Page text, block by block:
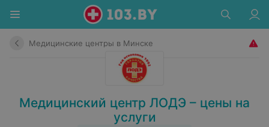
Медицинские центры в Минске
Медицинский центр ЛОДЭ – цены на
услуги